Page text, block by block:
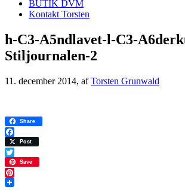
BUTIK DVM
Kontakt Torsten
h-C3-A5ndlavet-l-C3-
Stiljournalen-2
11. december 2014, afTorsten Grunwald
Share
Facebook
Post
Twitter
Save
Pinterest